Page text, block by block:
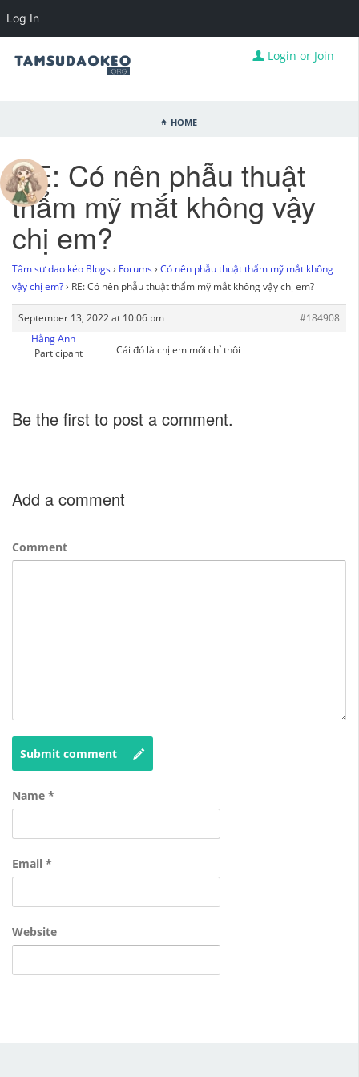
Login or Join
Home
RE: Có nên phẫu thuật
thẩm mỹ mắt không vậy
chị em?
Tâm sự dao kéo Blogs › Forums › Có nên phẫu thuật thẩm mỹ mắt không
vậy chị em?› RE: Có nên phẫu thuật thẩm mỹ mắt không vậy chị em?
September 13, 2022 at 10:06 pm
#184908
Hằng Anh
Participant
Cái đó là chị em mới chỉ thôi
Be the first to post a comment.
Add a comment
Comment
Submit comment
Name *
Email *
Website
Log In